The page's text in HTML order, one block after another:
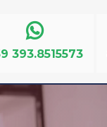
393.8515573